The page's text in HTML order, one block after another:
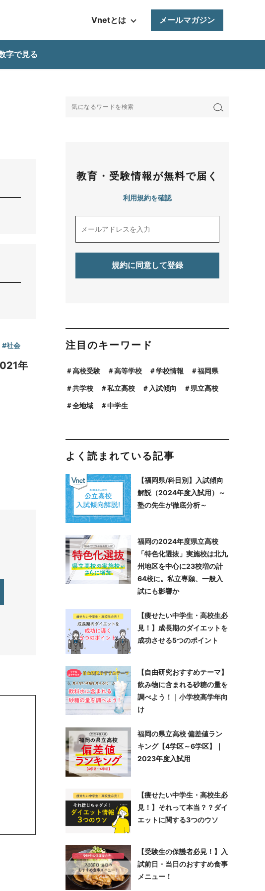
Vnetとは メールマガジン
字で見る
#社会
年
教育・受験情報が無料で届く
利用規約を確認
注目のキーワード
高校受験 高等学校 学校情報 福岡県
共学校 私立高校 入試傾向 県立高校
全地域 中学生
よく読まれている記事
【福岡県/科目別】入試傾向
解説（2024年度入試用）～
塾の先生が徹底分析～
福岡の2024年度県立高校
「特色化選抜」実施校は北九
州地区を中心に23校増の計
64校に。私立専願、一般入
試にも影響か
【痩せたい中学生・高校生必
見！】成長期のダイエットを
成功させる5つのポイント
【自由研究おすすめテーマ】
飲み物に含まれる砂糖の量を
調べよう！｜小学校高学年向
け
福岡の県立高校 偏差値ラン
キング【4学区～6学区】｜
2023年度入試用
【痩せたい中学生・高校生必
見！】それって本当？？ダイ
エットに関する3つのウソ
【受験生の保護者必見！】入
試前日・当日のおすすめ食事
メニュー！